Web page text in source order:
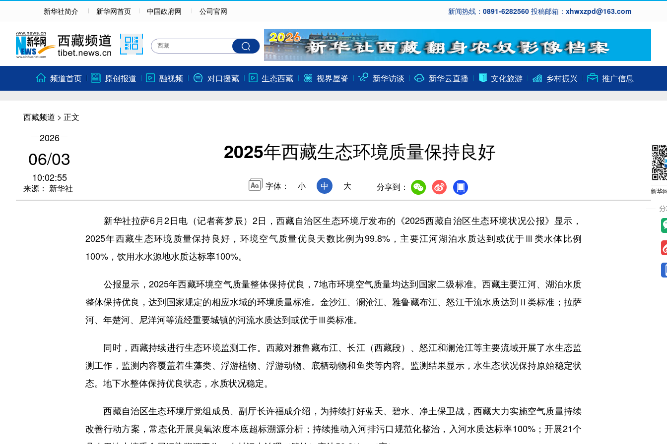
新华社简介 新华网首页 中国政府网 公司官网 新闻热线：0891-6282560 投稿邮箱：xhwxzpd@163.com
频道首页 原创报道 融视频 对口援藏 生态西藏 视界屋脊 新华访谈 新华云直播 文化旅游 乡村振兴 推广信息
西藏频道 > 正文
2026
06/03
10:02:55
来源： 新华社
2025年西藏生态环境质量保持良好
字体： 小 中 大 分享到：
新华社拉萨6月2日电（记者蒋梦辰）2日，西藏自治区生态环境厅发布的《2025西藏自治区生态环境状况公报》显示，
2025年西藏生态环境质量保持良好，环境空气质量优良天数比例为99.8%，主要江河湖泊水质达到或优于Ⅲ类水体比例
100%，饮用水水源地水质达标率100%。
公报显示，2025年西藏环境空气质量整体保持优良，7地市环境空气质量均达到国家二级标准。西藏主要江河、湖泊水质
整体保持优良，达到国家规定的相应水域的环境质量标准。金沙江、澜沧江、雅鲁藏布江、怒江干流水质达到Ⅱ类标准；拉萨
河、年楚河、尼洋河等流经重要城镇的河流水质达到或优于Ⅲ类标准。
同时，西藏持续进行生态环境监测工作。西藏对雅鲁藏布江、长江（西藏段）、怒江和澜沧江等主要流域开展了水生态监
测工作，监测内容覆盖着生藻类、浮游植物、浮游动物、底栖动物和鱼类等内容。监测结果显示，水生态状况保持原始稳定状
态。地下水整体保持优良状态，水质状况稳定。
西藏自治区生态环境厅党组成员、副厅长许福成介绍，为持续打好蓝天、碧水、净土保卫战，西藏大力实施空气质量持续
改善行动方案，常态化开展臭氧浓度本底超标溯源分析；持续推动入河排污口规范化整治，入河水质达标率100%；开展21个